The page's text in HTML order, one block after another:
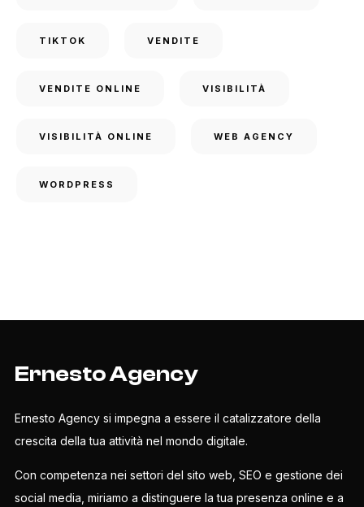
TIKTOK VENDITE
VENDITE ONLINE VISIBILITÀ
VISIBILITÀ ONLINE WEB AGENCY
WORDPRESS
Ernesto Agency
Ernesto Agency si impegna a essere il catalizzatore della
crescita della tua attività nel mondo digitale.
Con competenza nei settori del sito web, SEO e gestione dei
social media, miriamo a distinguere la tua presenza online e a